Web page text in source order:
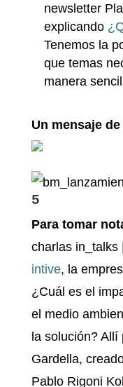
newsletter
explicando
Tenemos la
que temas
manera
Un mensaje
5
Para tomar
charlas in_talks
intive, la
¿Cuál es el
el medio
la solución?
Gardella,
Pablo Rigoni